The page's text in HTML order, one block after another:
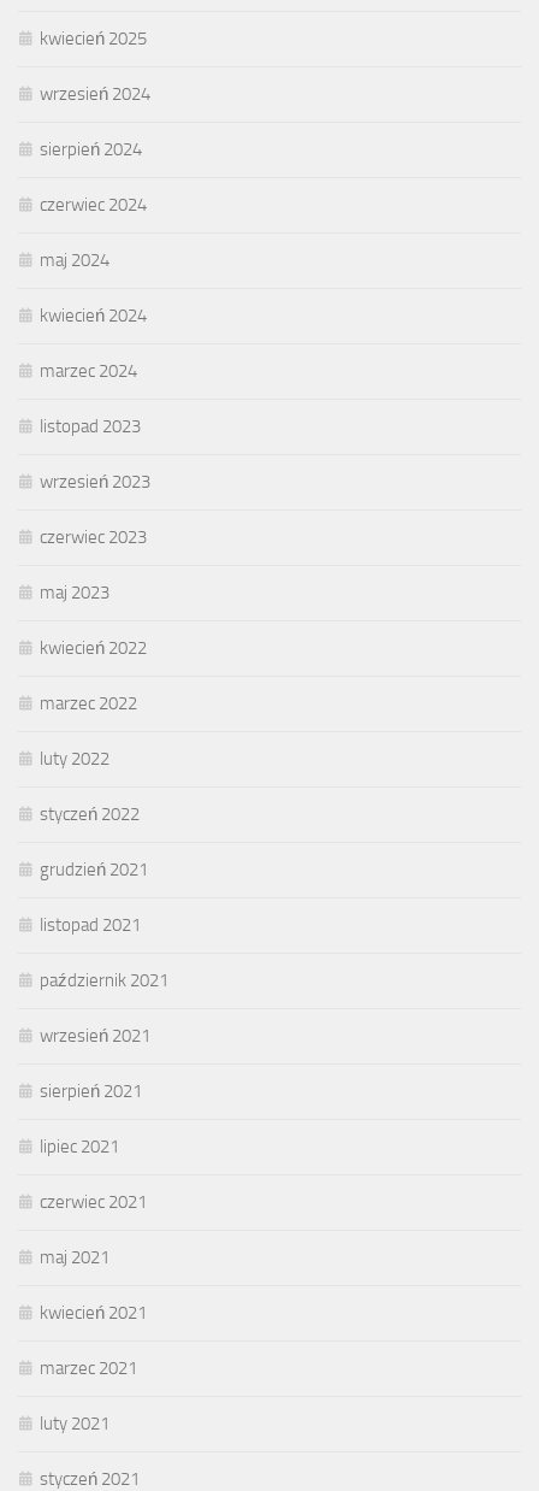
kwiecień 2025
wrzesień 2024
sierpień 2024
czerwiec 2024
maj 2024
kwiecień 2024
marzec 2024
listopad 2023
wrzesień 2023
czerwiec 2023
maj 2023
kwiecień 2022
marzec 2022
luty 2022
styczeń 2022
grudzień 2021
listopad 2021
październik 2021
wrzesień 2021
sierpień 2021
lipiec 2021
czerwiec 2021
maj 2021
kwiecień 2021
marzec 2021
luty 2021
styczeń 2021